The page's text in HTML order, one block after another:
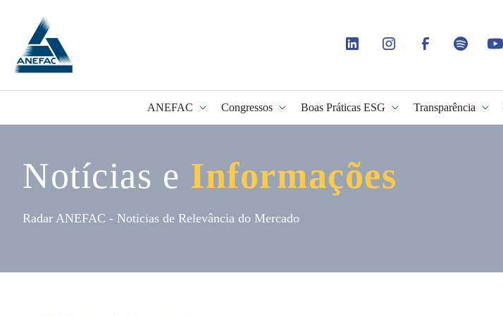
ANEFAC Congressos
Programa Fidelidade
Boas Práticas ESG Transparência
Notícias e Informações
Radar ANEFAC - Noticias de Relevância do Mercado